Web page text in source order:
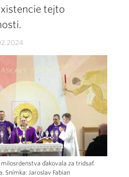
tejto
ďakovala za tridsať
Snímka: Jaroslav Fabian